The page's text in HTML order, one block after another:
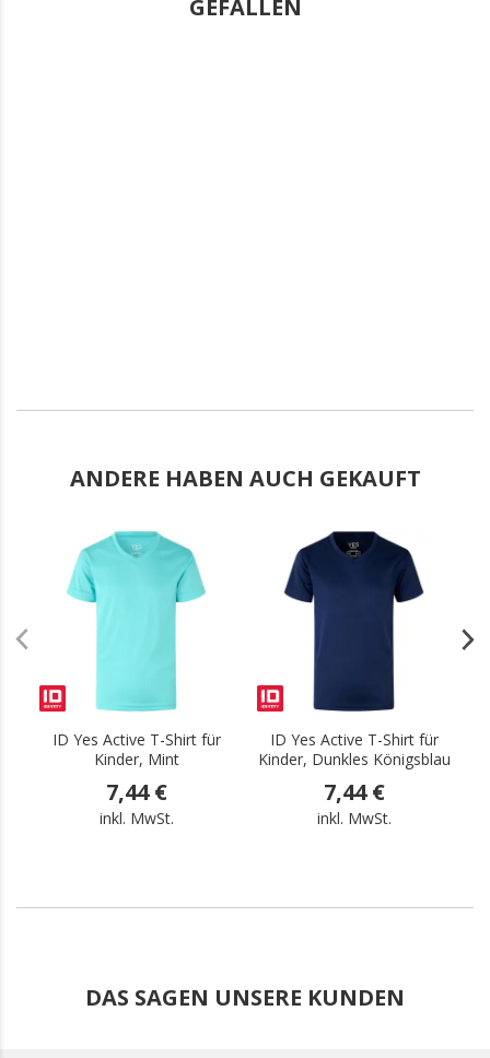
GEFALLEN
ANDERE HABEN AUCH GEKAUFT
ID Yes Active T-Shirt für
Kinder, Mint
7,44 €
inkl. MwSt.
ID Yes Active T-Shirt für
Kinder, Dunkles Königsblau
7,44 €
inkl. MwSt.
DAS SAGEN UNSERE KUNDEN